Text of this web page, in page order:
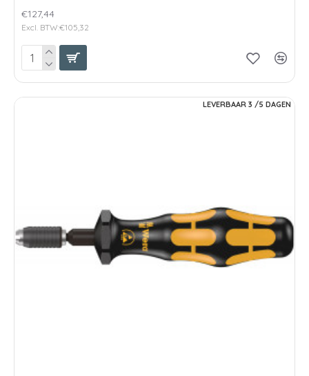
€127,44
Excl. BTW:€105,32
LEVERBAAR 3 /5 DAGEN